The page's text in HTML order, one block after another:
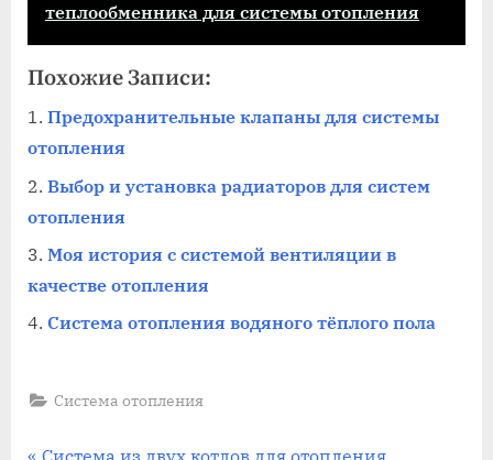
теплообменника для системы отопления
Похожие Записи:
Предохранительные клапаны для системы
отопления
Выбор и установка радиаторов для систем
отопления
Моя история с системой вентиляции в
качестве отопления
Система отопления водяного тёплого пола
Система отопления
П
Система из двух котлов для отопления